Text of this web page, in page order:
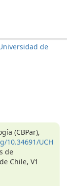
de
(CBPar),
10.34691/UCH
de
Chile, V1